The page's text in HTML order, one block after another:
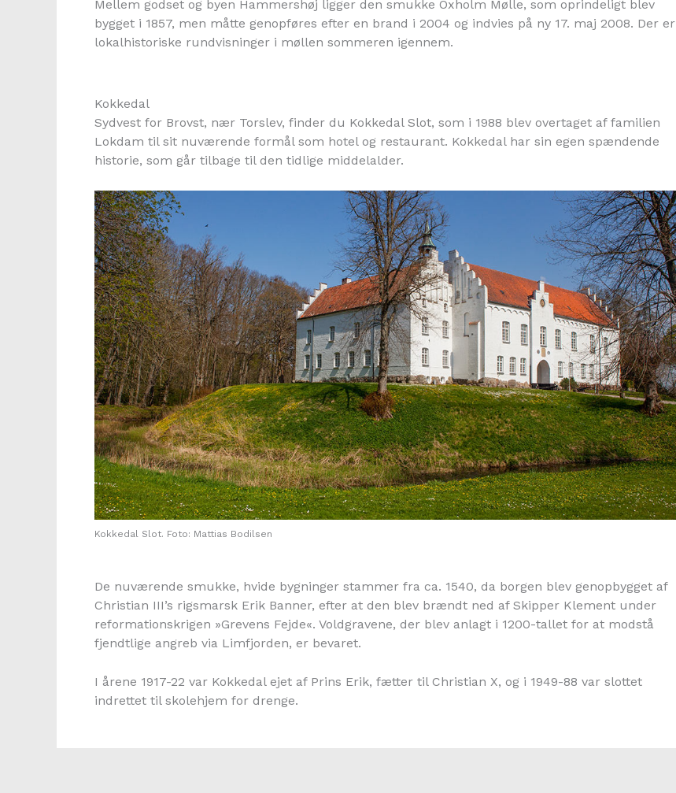
Mellem godset og byen Hammershøj ligger den smukke Oxholm Mølle, som oprindeligt blev
bygget i 1857, men måtte genopføres efter en brand i 2004 og indvies på ny 17. maj 2008. Der er
lokalhistoriske rundvisninger i møllen sommeren igennem.
Kokkedal
Sydvest for Brovst, nær Torslev, finder du Kokkedal Slot, som i 1988 blev overtaget af familien
Lokdam til sit nuværende formål som hotel og restaurant. Kokkedal har sin egen spændende
historie, som går tilbage til den tidlige middelalder.
Kokkedal Slot. Foto: Mattias Bodilsen
De nuværende smukke, hvide bygninger stammer fra ca. 1540, da borgen blev genopbygget af
Christian III’s rigsmarsk Erik Banner, efter at den blev brændt ned af Skipper Klement under
reformationskrigen »Grevens Fejde«. Voldgravene, der blev anlagt i 1200-tallet for at modstå
fjendtlige angreb via Limfjorden, er bevaret.
I årene 1917-22 var Kokkedal ejet af Prins Erik, fætter til Christian X, og i 1949-88 var slottet
indrettet til skolehjem for drenge.